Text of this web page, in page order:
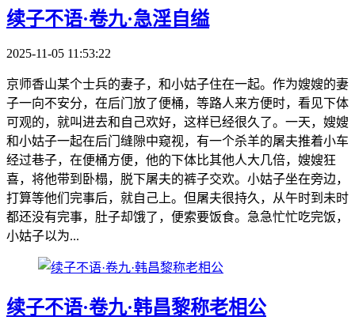
续子不语·卷九·急淫自缢
2025-11-05 11:53:22
京师香山某个士兵的妻子，和小姑子住在一起。作为嫂嫂的妻
子一向不安分，在后门放了便桶，等路人来方便时，看见下体
可观的，就叫进去和自己欢好，这样已经很久了。一天，嫂嫂
和小姑子一起在后门缝隙中窥视，有一个杀羊的屠夫推着小车
经过巷子，在便桶方便，他的下体比其他人大几倍，嫂嫂狂
喜，将他带到卧榻，脱下屠夫的裤子交欢。小姑子坐在旁边，
打算等他们完事后，就自己上。但屠夫很持久，从午时到未时
都还没有完事，肚子却饿了，便索要饭食。急急忙忙吃完饭，
小姑子以为...
续子不语·卷九·韩昌黎称老相公